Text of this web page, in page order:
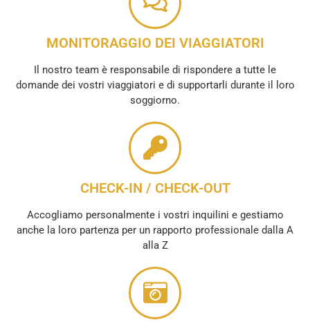
MONITORAGGIO DEI VIAGGIATORI
Il nostro team è responsabile di rispondere a tutte le
domande dei vostri viaggiatori e di supportarli durante il loro
soggiorno.
CHECK-IN / CHECK-OUT
Accogliamo personalmente i vostri inquilini e gestiamo
anche la loro partenza per un rapporto professionale dalla A
alla Z